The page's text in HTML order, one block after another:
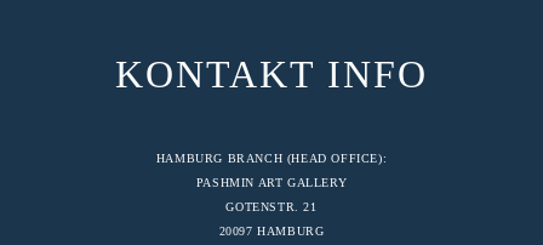
KONTAKT INFO
HAMBURG BRANCH (HEAD OFFICE):
PASHMIN ART GALLERY
GOTENSTR. 21
20097 HAMBURG